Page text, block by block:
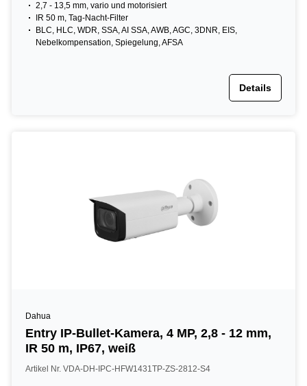
2,7 - 13,5 mm, vario und motorisiert
IR 50 m, Tag-Nacht-Filter
BLC, HLC, WDR, SSA, AI SSA, AWB, AGC, 3DNR, EIS,
Nebelkompensation, Spiegelung, AFSA
Details
Dahua
Entry IP-Bullet-Kamera, 4 MP, 2,8 - 12 mm,
IR 50 m, IP67, weiß
Artikel Nr. VDA-DH-IPC-HFW1431TP-ZS-2812-S4